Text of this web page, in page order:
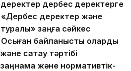
дербес деректерге
деректер және
заңға сәйкес
Осыған байланысты оларды
сақтау тәртібі
және нормативтік-